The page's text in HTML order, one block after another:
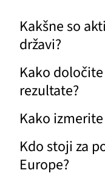
Kakšne so
državi?
Kako
rezultate?
Kako
Kdo stoji za
Europe?